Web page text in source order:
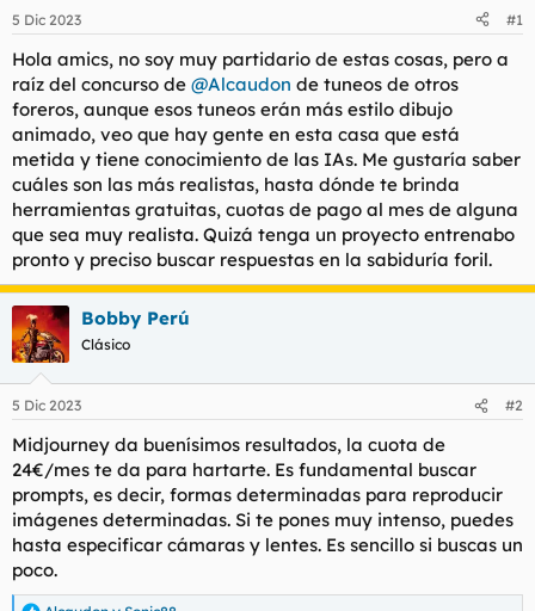
d
o
r
d
e
l
t
e
m
a
i
n
c
i
o
5 Dic 2023 #1
Hola amics, no soy muy partidario de estas cosas, pero a
raíz del concurso de @Alcaudon de tuneos de otros
foreros, aunque esos tuneos erán más estilo dibujo
animado, veo que hay gente en esta casa que está
metida y tiene conocimiento de las IAs. Me gustaría saber
cuáles son las más realistas, hasta dónde te brinda
herramientas gratuitas, cuotas de pago al mes de alguna
que sea muy realista. Quizá tenga un proyecto entrenabo
pronto y preciso buscar respuestas en la sabiduría foril.
Bobby Perú
Clásico
5 Dic 2023 #2
Midjourney da buenísimos resultados, la cuota de
24€/mes te da para hartarte. Es fundamental buscar
prompts, es decir, formas determinadas para reproducir
imágenes determinadas. Si te pones muy intenso, puedes
hasta especificar cámaras y lentes. Es sencillo si buscas un
poco.